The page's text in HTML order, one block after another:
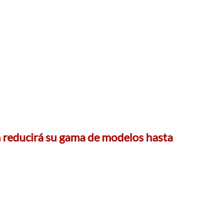
su gama de modelos hasta